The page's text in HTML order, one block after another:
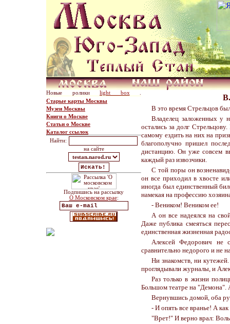
Новые ролики light box
Старые карты Москвы
Музеи Москвы
Книги о Москве
Статьи о Москве
Каталог ссылок
Найти:
на сайте
Подпишись на рассылку
О Московском крае:
В это время Стрельцов
Владелец заложенных у
остались за долг
самому ездить на них на
благополучно пришел
дистанцию. Он уже совсем
каждый раз извозчики.
С той поры он
он все приходил в хвосте
иногда был единственный
намекая на профессию
- Веником! Веником ее!
А он все надеялся на
Даже публика смеяться
единственная жизненная
Алексей Федорович не
сравнительно недорого и не
Ни знакомств, ни
проглядывали журналы, и
Раз только в жизни
Большом театре на "Демона".
Вернувшись домой, оба
- И опять все вранье! А
"Врет!" И верно врал: